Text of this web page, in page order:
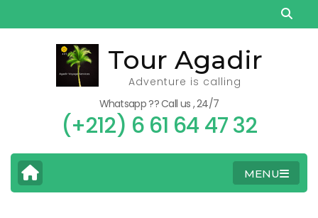
au
Tour Agadir
Adventure is calling
Whatsapp ?? Call us , 24/7
(+212) 6 61 64 47 32
MENU